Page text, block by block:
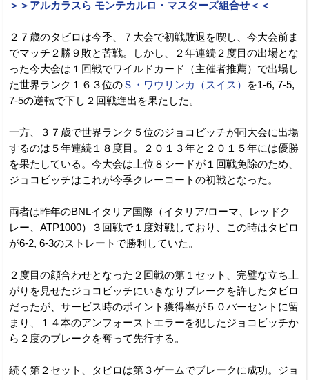
＞＞アルカラスら モンテカルロ・マスターズ組合せ＜＜
２７歳のタビロは今季、７大会で初戦敗退を喫し、今大会前ま
でマッチ２勝９敗と苦戦。しかし、２年連続２度目の出場とな
った今大会は１回戦でワイルドカード（主催者推薦）で出場し
た世界ランク１６３位のＳ・ワウリンカ（スイス）
を1-6, 7-5,
7-5の逆転で下し２回戦進出を果たした。
一方、３７歳で世界ランク５位のジョコビッチが同大会に出場
するのは５年連続１８度目。２０１３年と２０１５年には優勝
を果たしている。今大会は上位８シードが１回戦免除のため、
ジョコビッチはこれが今季クレーコートの初戦となった。
両者は昨年のBNLイタリア国際（イタリア/ローマ、レッドク
レー、ATP1000）３回戦で１度対戦しており、この時はタビロ
が6-2, 6-3のストレートで勝利していた。
２度目の顔合わせとなった２回戦の第１セット、完璧な立ち上
がりを見せたジョコビッチにいきなりブレークを許したタビロ
だったが、サービス時のポイント獲得率が５０パーセントに留
まり、１４本のアンフォーストエラーを犯したジョコビッチか
ら２度のブレークを奪って先行する。
続く第２セット、タビロは第３ゲームでブレークに成功。ジョ